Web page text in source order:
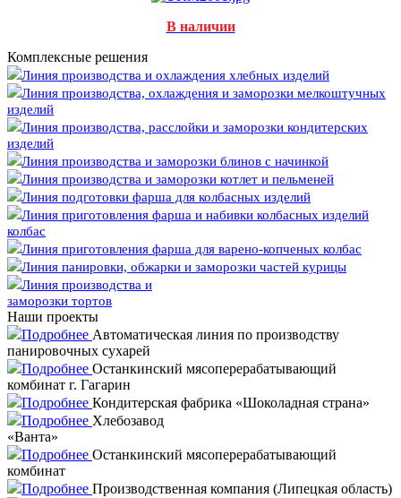
В наличии
Комплексные решения
Линия производства и охлаждения хлебных изделий
Линия производства, охлаждения и заморозки мелкоштучных
изделий
Линия производства, расслойки и заморозки кондитерских
изделий
Линия производства и заморозки блинов с начинкой
Линия производства и заморозки котлет и пельменей
Линия подготовки фарша для колбасных изделий
Линия приготовления фарша и набивки колбасных изделий
колбас
Линия приготовления фарша для варено-копченых колбас
Линия панировки, обжарки и заморозки частей курицы
Линия производства и
заморозки тортов
Наши проекты
Подробнее Автоматическая линия по производству
панировочных сухарей
Подробнее Останкинский мясоперерабатывающий
комбинат г. Гагарин
Подробнее Кондитерская фабрика «Шоколадная страна»
Подробнее Хлебозавод
«Ванта»
Подробнее Останкинский мясоперерабатывающий
комбинат
Подробнее Производственная компания (Липецкая область)